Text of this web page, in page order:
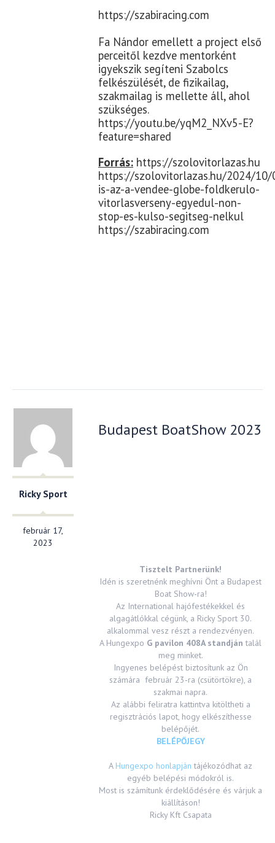
https://szabiracing.com
Fa Nándor emellett a project első
perceitől kezdve mentorként
igyekszik segíteni Szabolcs
felkészülését, de fizikailag,
szakmailag is mellette áll, ahol
szükséges.
https://youtu.be/yqM2_NXv5-E?
feature=shared
Forrás: https://szolovitorlazas.hu
https://szolovitorlazas.hu/2024/
is-az-a-vendee-globe-foldkerulo-
vitorlasverseny-egyedul-non-
stop-es-kulso-segitseg-nelkul
https://szabiracing.com
Ricky Sport
február 17,
2023
Budapest BoatShow 2023
Tisztelt Partnerünk!
Idén is szeretnénk meghívni Önt a Budapest
Boat Show-ra!
Az International hajófestékekkel és
algagátlókkal cégünk, a Ricky Sport 30.
alkalommal vesz részt a rendezvényen.
A Hungexpo G pavilon 408A standján talál
meg minket.
Ingyenes belépést biztosítunk az Ön
számára február 23-ra (csütörtökre), a
szakmai napra.
Az alábbi feliratra kattintva kitöltheti a
regisztrációs lapot, hogy elkészíthesse
belépőjét.
BELÉPŐJEGY
A Hungexpo honlapján tájékozódhat az
egyéb belépési módokról is.
Most is számítunk érdeklődésére és várjuk a
kiállításon!
Ricky Kft Csapata